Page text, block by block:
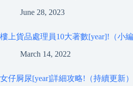
June 28, 2023
樓上貨品處理員10大著數[year]!（小編
March 14, 2022
女仔屙尿[year]詳細攻略!（持續更新）